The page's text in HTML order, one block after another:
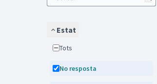
Estat
Tots
No resposta